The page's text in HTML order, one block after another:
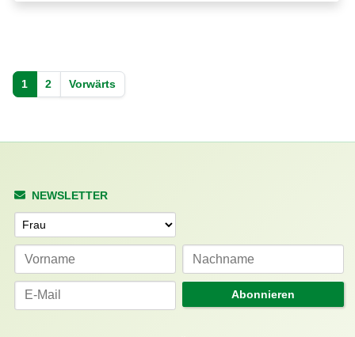
1 2 Vorwärts
NEWSLETTER
Anrede
Abonnieren